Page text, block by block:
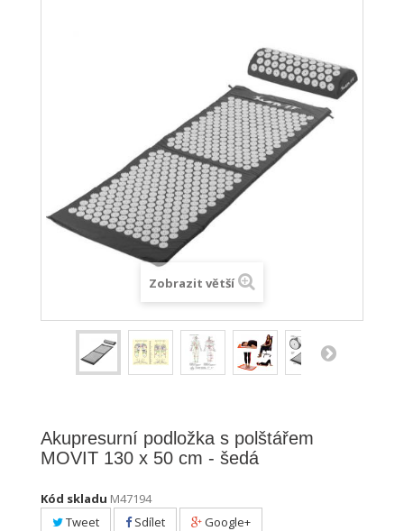
Zobrazit větší
Akupresurní podložka s polštářem
MOVIT 130 x 50 cm - šedá
Kód skladu M47194
Tweet
Sdílet Google+